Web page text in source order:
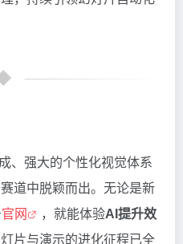
、强大的个性化视觉体系
道中脱颖而出。无论是新
官网 ，就能体验AI提升效
片与演示的进化征程已全